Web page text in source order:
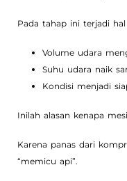
Pada tahap ini terjadi
Volume udara
Suhu udara naik
Kondisi menjadi
Inilah alasan kenapa
Karena panas dari
“memicu api”.